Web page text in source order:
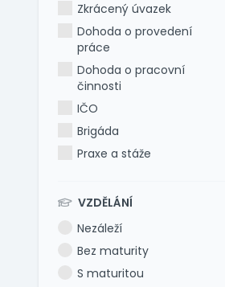
Zkrácený úvazek
Dohoda o provedení
práce
Dohoda o pracovní
činnosti
IČO
Brigáda
Praxe a stáže
VZDĚLÁNÍ
Nezáleží
Bez maturity
S maturitou